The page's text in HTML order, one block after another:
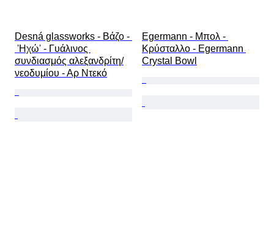
Desná glassworks - Βάζο -
'Ηχώ' - Γυάλινος
συνδιασμός αλεξανδρίτη/
νεοδυμίου - Αρ Ντεκό
Egermann - Μπολ -
Κρύσταλλο - Egermann
Crystal Bowl